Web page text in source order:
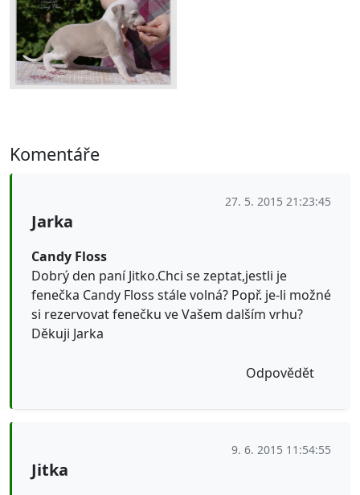
Komentáře
27. 5. 2015 21:23:45
Jarka
Candy Floss
Dobrý den paní Jitko.Chci se zeptat,jestli je
fenečka Candy Floss stále volná? Popř. je-li možné
si rezervovat fenečku ve Vašem dalším vrhu?
Děkuji Jarka
Odpovědět
9. 6. 2015 11:54:55
Jitka